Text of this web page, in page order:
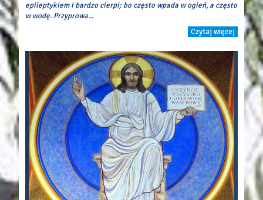
epileptykiem i bardzo cierpi; bo często wpada w ogień, a często
w wodę. Przyprowa...
Czytaj więcej